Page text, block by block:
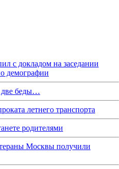
с докладом на заседании
демографии
две беды…
летнего транспорта
родителями
Москвы получили